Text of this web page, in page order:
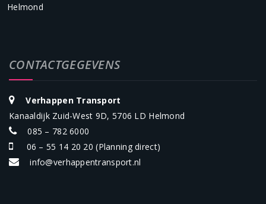
Helmond
CONTACTGEGEVENS
Verhappen Transport
Kanaaldijk Zuid-West 9D, 5706 LD Helmond
085 – 782 6000
06 – 55 14 20 20 (Planning direct)
info@verhappentransport.nl